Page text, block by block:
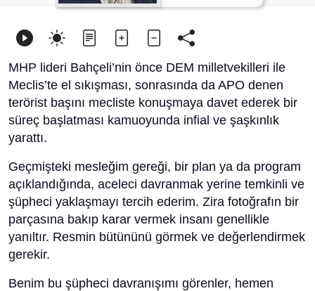
MHP lideri Bahçeli’nin önce DEM milletvekilleri ile
Meclis’te el sıkışması, sonrasında da APO denen
terörist başını mecliste konuşmaya davet ederek bir
süreç başlatması kamuoyunda infial ve şaşkınlık
yarattı.
Geçmişteki mesleğim gereği, bir plan ya da program
açıklandığında, aceleci davranmak yerine temkinli ve
şüpheci yaklaşmayı tercih ederim. Zira fotoğrafın bir
parçasına bakıp karar vermek insanı genellikle
yanıltır. Resmin bütününü görmek ve değerlendirmek
gerekir.
Benim bu şüpheci davranışımı görenler, hemen